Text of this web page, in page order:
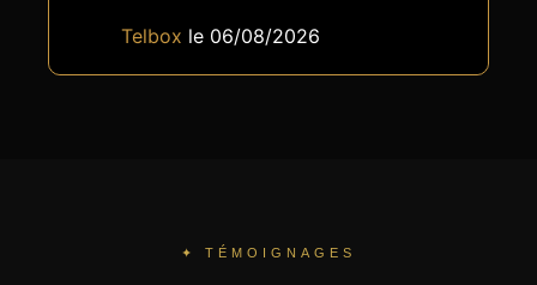
Telbox le 06/08/2026
✦ TÉMOIGNAGES